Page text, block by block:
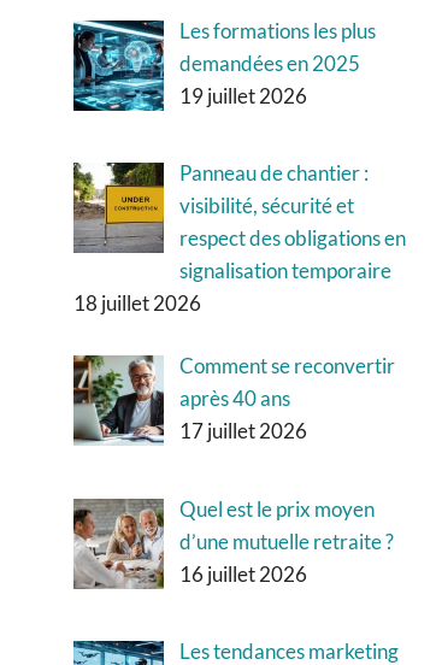
Les formations les plus
demandées en 2025
19 juillet 2026
Panneau de chantier :
visibilité, sécurité et
respect des obligations en
signalisation temporaire
18 juillet 2026
Comment se reconvertir
après 40 ans
17 juillet 2026
Quel est le prix moyen
d’une mutuelle retraite ?
16 juillet 2026
Les tendances marketing